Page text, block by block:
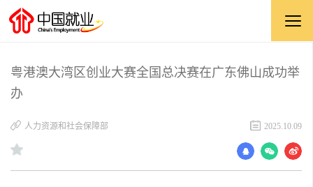
粤港澳大湾区创业大赛全国总决赛在广东佛山成功举
办
人力资源和社会保障部 2025.10.09